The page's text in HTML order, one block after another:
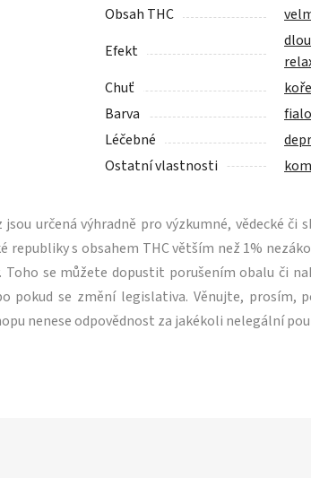
Obsah THC
Efekt
Chuť
Barva
Léčebné
Ostatní vlastnosti
určená výhradně pro výzkumné, vědecké či
republiky s obsahem THC větším než 1%
se můžete dopustit porušením obalu či
pokud se změní legislativa. Věnujte, prosím,
nenese odpovědnost za jakékoli nelegální